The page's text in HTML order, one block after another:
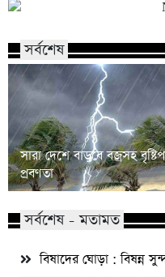
সর্বশেষ
সারা দেশে বাড়বে বজ্রসহ
প্রবণতা
সর্বশেষ - মতামত
বিষাদের ঘোড়া : বিষন্ন